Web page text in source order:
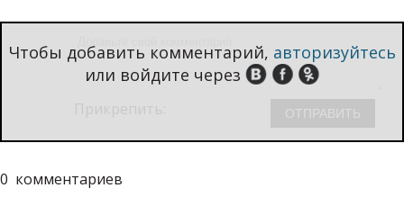
Чтобы добавить комментарий, авторизуйтесь
или войдите через
0 комментариев